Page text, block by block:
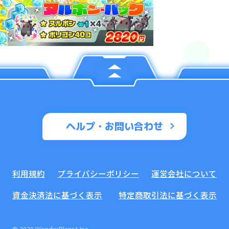
ヘルプ・お問い合わせ
利用規約 プライバシーポリシー
運営会社について
資金決済法に基づく表示
特定商取引法に基づく表示